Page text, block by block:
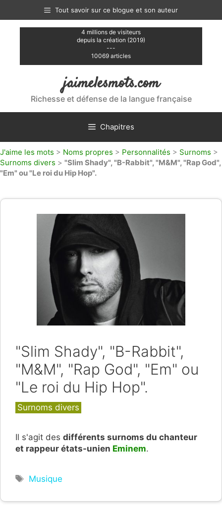
contenu
Tout savoir sur ce blogue et son auteur
4 millions de visiteurs
depuis la création (2019)
---
10069 articles
jaimelesmots.com
Richesse et défense de la langue française
Chapitres
J'aime les mots > Noms propres > Personnalités > Surnoms >
Surnoms divers > "Slim Shady", "B-Rabbit", "M&M", "Rap God",
"Em" ou "Le roi du Hip Hop".
"Slim Shady", "B-Rabbit",
"M&M", "Rap God", "Em" ou
"Le roi du Hip Hop".
Catégories
Surnoms divers
Il s'agit des différents surnoms du chanteur
et rappeur états-unien Eminem.
Étiquettes
Musique